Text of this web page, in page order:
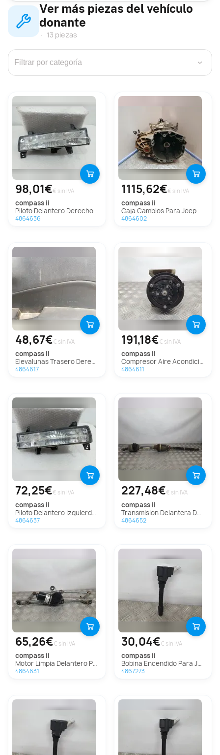
Ver más piezas del vehículo
donante
13 piezas
›
98,01€€ sin IVA
compass ii
Piloto Delantero Derecho Para Jeep Compass Ii
4864636
1115,62€€ sin IVA
compass ii
Caja Cambios Para Jeep Compass Ii
4864602
48,67€€ sin IVA
compass ii
Elevalunas Trasero Derecho Para Jeep Compass Ii
4864617
191,18€€ sin IVA
compass ii
Compresor Aire Acondicionado Para Jeep Compass Ii
4864611
72,25€€ sin IVA
compass ii
Piloto Delantero Izquierdo Para Jeep Compass Ii
4864637
227,48€€ sin IVA
compass ii
Transmision Delantera Derecha Para Jeep Compass Ii
4864652
65,26€€ sin IVA
compass ii
Motor Limpia Delantero Para Jeep Compass Ii
4864631
30,04€€ sin IVA
compass ii
Bobina Encendido Para Jeep Compass Ii
4867273